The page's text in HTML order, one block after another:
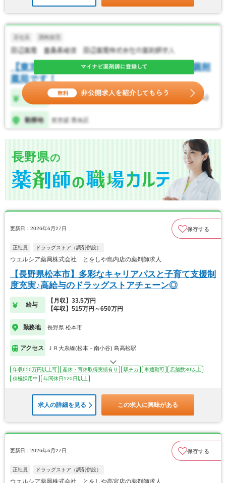
長野県の
更新日：2026年6月27日 保存する
正社員 ドラッグストア（調剤併設）
ウエルシア薬局株式会社 とをしや島内店の薬剤師求人
【長野県松本市】多彩なキャリアパスと子育て支援制
度充実♪高給与のドラッグストアチェーン◎
給与
【月収】33.5万円
【年収】515万円～650万円
勤務地 長野県 松本市
アクセス ＪＲ大糸線(松本－南小谷) 島高松駅
年収650万円以上可 産休・育休取得実績有り 駅チカ 車通勤可
店舗数30以上
積極採用中
年間休日120日以上
求人の詳細を見る この求人に興味がある
更新日：2026年6月27日 保存する
正社員 ドラッグストア（調剤併設）